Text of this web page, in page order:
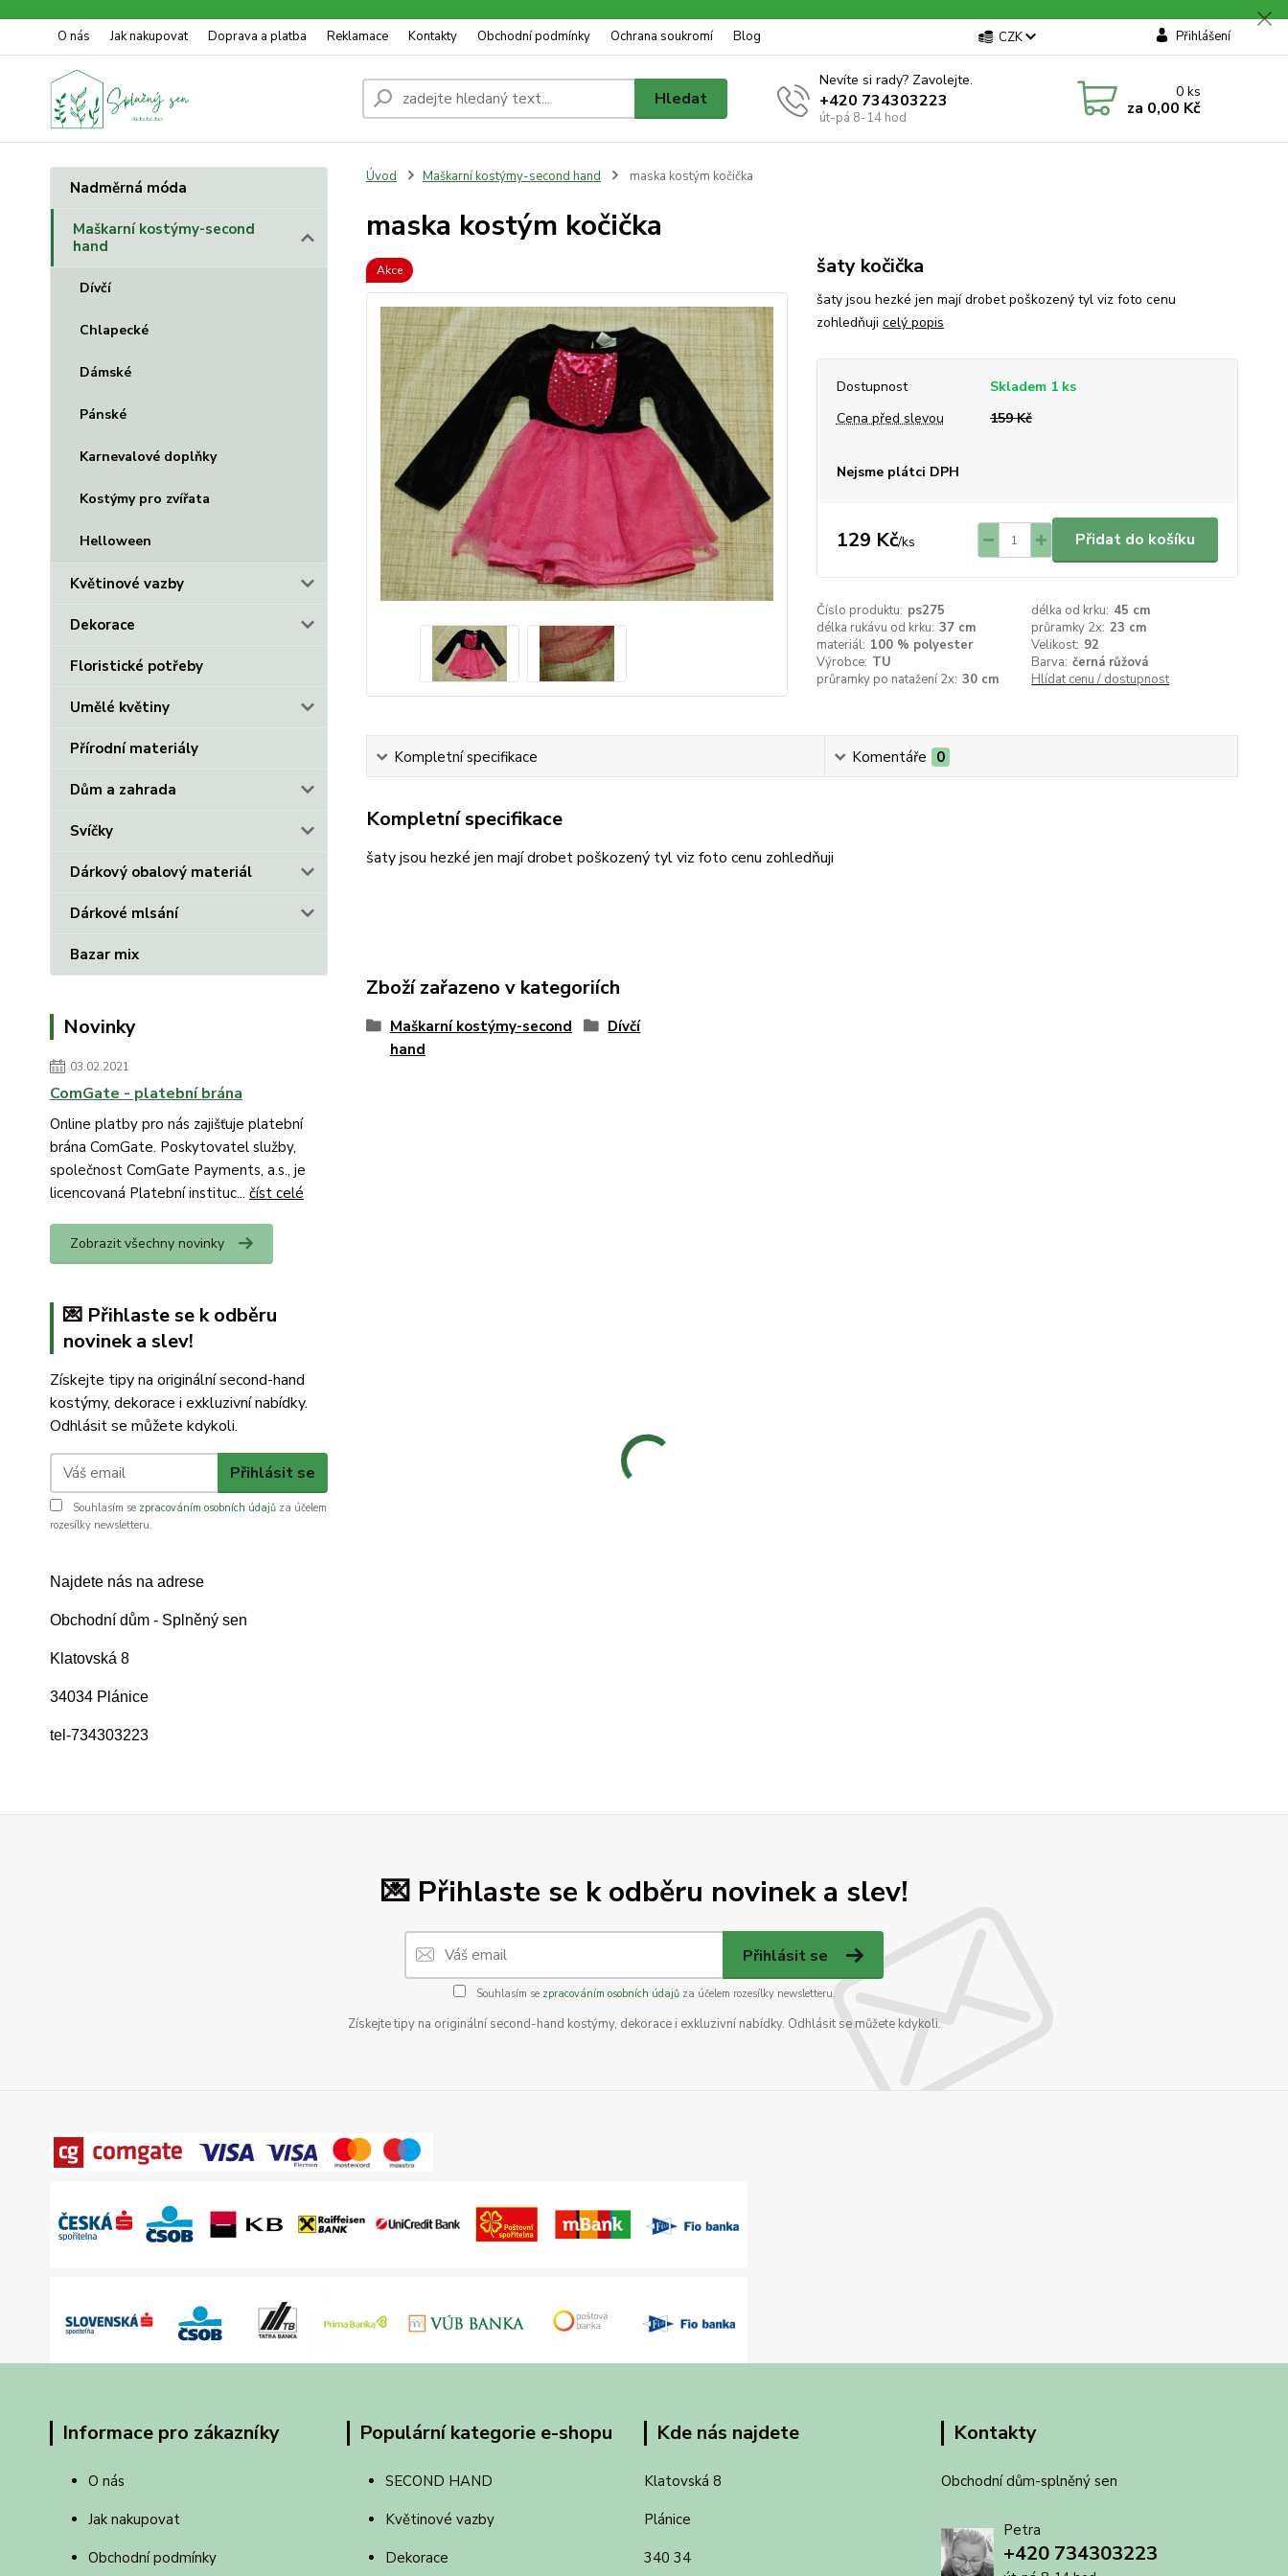
O nás Jak nakupovat Doprava a platba Reklamace Kontakty Obchodní podmínky Ochrana soukromí Blog CZK Přihlášení
Hledat
Nevíte si rady? Zavolejte.
+420 734303223
út-pá 8-14 hod
0ks
za 0,00 Kč
Nadměrná móda
Maškarní kostýmy-second
hand
Dívčí
Chlapecké
Dámské
Pánské
Karnevalové doplňky
Kostýmy pro zvířata
Helloween
Květinové vazby
Dekorace
Floristické potřeby
Umělé květiny
Přírodní materiály
Dům a zahrada
Svíčky
Dárkový obalový materiál
Dárkové mlsání
Bazar mix
Novinky
03.02.2021
ComGate - platební brána
Online platby pro nás zajišťuje platební
brána ComGate. Poskytovatel služby,
společnost ComGate Payments, a.s., je
licencovaná Platební instituc... číst celé
Zobrazit všechny novinky
💌 Přihlaste se k odběru
novinek a slev!
Získejte tipy na originální second-hand
kostýmy, dekorace i exkluzivní nabídky.
Odhlásit se můžete kdykoli.
Přihlásit se
Souhlasím se zpracováním osobních údajů za účelem
rozesílky newsletteru.
Najdete nás na adrese
Obchodní dům - Splněný sen
Klatovská 8
34034 Plánice
tel-734303223
Úvod Maškarní kostýmy-second hand maska kostým kočička
maska kostým kočička
Akce šaty kočička
šaty jsou hezké jen mají drobet poškozený tyl viz foto cenu
zohledňuji celý popis
Dostupnost
Skladem 1 ks
Cena před slevou
159 Kč
Nejsme plátci DPH
129 Kč/ks Přidat do košíku
Číslo produktu: ps275 délka od krku: 45 cm
délka rukávu od krku: 37 cm průramky 2x: 23 cm
materiál: 100 % polyester Velikost: 92
Výrobce: TU Barva: černá růžová
průramky po natažení 2x: 30 cm Hlídat cenu / dostupnost
Kompletní specifikace Komentáře 0
Kompletní specifikace
šaty jsou hezké jen mají drobet poškozený tyl viz foto cenu zohledňuji
Zboží zařazeno v kategoriích
Maškarní kostýmy-second
hand
Dívčí
💌 Přihlaste se k odběru novinek a slev!
Přihlásit se
Souhlasím se zpracováním osobních údajůza účelem rozesílky newsletteru.
Získejte tipy na originální second-hand kostýmy, dekorace i exkluzivní nabídky. Odhlásit se můžete kdykoli.
Informace pro zákazníky
O nás
Jak nakupovat
Obchodní podmínky
Populární kategorie e-shopu
SECOND HAND
Květinové vazby
Dekorace
Kde nás najdete
Klatovská 8
Plánice
340 34
Kontakty
Obchodní dům-splněný sen
Petra
+420 734303223